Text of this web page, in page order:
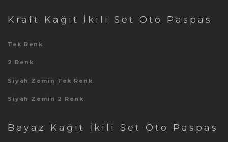
Kraft Kağıt İkili Set Oto Paspas
Tek Renk
2 Renk
Siyah Zemin Tek Renk
Siyah Zemin 2 Renk
Beyaz Kağıt İkili Set Oto Paspas